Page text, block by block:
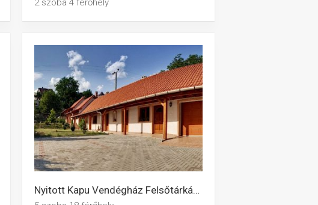
2 szoba 4 férőhely
Nyitott Kapu Vendégház Felsőtárkány